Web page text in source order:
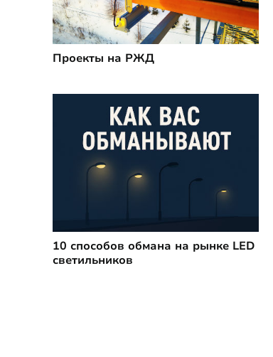
Проекты на РЖД
10 способов обмана на рынке LED
светильников